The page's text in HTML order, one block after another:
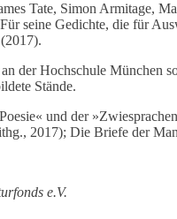
Tate, Simon Armitage,
seine Gedichte, die für
der Hochschule München
Stände.
und der
2017); Die Briefe der
e.V.